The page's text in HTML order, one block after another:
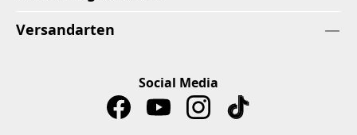
Versandarten
Social Media